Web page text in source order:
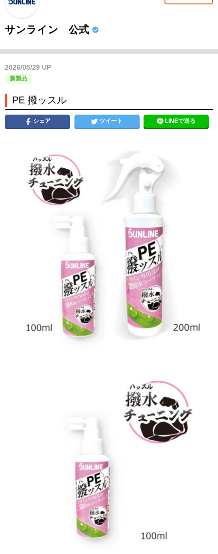
サンライン 公式
2026/05/29 UP
新製品
PE 撥ッスル
シェア ツイート LINEで送る